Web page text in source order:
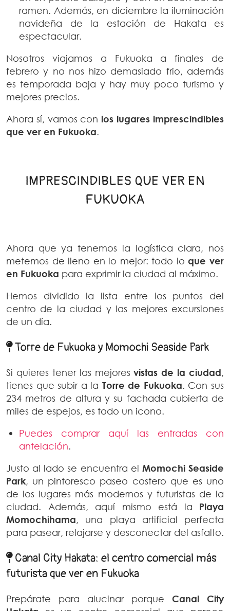
ramen. Además, en diciembre la iluminación
navideña de la estación de Hakata es
espectacular.
Nosotros viajamos a Fukuoka a finales de
febrero y no nos hizo demasiado frio, además
es temporada baja y hay muy poco turismo y
mejores precios.
Ahora sí, vamos con los lugares imprescindibles
que ver en Fukuoka.
IMPRESCINDIBLES QUE VER EN
FUKUOKA
Ahora que ya tenemos la logística clara, nos
metemos de lleno en lo mejor: todo loque ver
en Fukuoka para exprimir la ciudad al máximo.
Hemos dividido la lista entre los puntos del
centro de la ciudad y las mejores excursiones
de un día.
Torre de Fukuoka y Momochi Seaside Park
Si quieres tener las mejoresvistas de la ciudad,
tienes que subir a la Torre de Fukuoka. Con sus
234 metros de altura y su fachada cubierta de
miles de espejos, es todo un icono.
Puedes comprar aquí las entradas con
antelación.
Justo al lado se encuentra el Momochi Seaside
Park, un pintoresco paseo costero que es uno
de los lugares más modernos y futuristas de la
ciudad. Además, aquí mismo está la Playa
Momochihama, una playa artificial perfecta
para pasear, relajarse y desconectar del asfalto.
Canal City Hakata: el centro comercial más
futurista que ver en Fukuoka
Prepárate para alucinar porque Canal City